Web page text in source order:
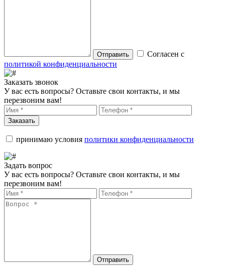
Отправить
Согласен с
политикой конфиденциальности
Заказать звонок
У вас есть вопросы? Оставьте свои контакты, и мы
перезвоним вам!
Заказать
принимаю условия политики конфиденциальности
Задать вопрос
У вас есть вопросы? Оставьте свои контакты, и мы
перезвоним вам!
Отправить